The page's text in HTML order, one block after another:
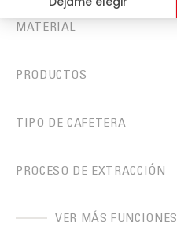
MATERIAL
PRODUCTOS
TIPO DE CAFETERA
PROCESO DE EXTRACCIÓN
VER MÁS FUNCIONES